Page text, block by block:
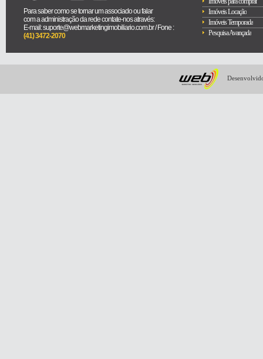
Para saber como se tornar um associado ou falar
com a administração da rede contate-nos através:
E-mail: suporte@webmarketingimobiliario.com.br / Fone :
(41) 3472-2070
Imóveis Locação
Imóveis Temporada
Pesquisa Avançada